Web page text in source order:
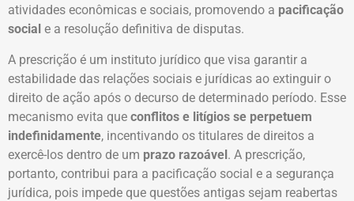
atividades econômicas e sociais, promovendo a pacificação
social e a resolução definitiva de disputas.
A prescrição é um instituto jurídico que visa garantir a
estabilidade das relações sociais e jurídicas ao extinguir o
direito de ação após o decurso de determinado período. Esse
mecanismo evita que conflitos e litígios se perpetuem
indefinidamente, incentivando os titulares de direitos a
exercê-los dentro de um prazo razoável. A prescrição,
portanto, contribui para a pacificação social e a segurança
jurídica, pois impede que questões antigas sejam reabertas